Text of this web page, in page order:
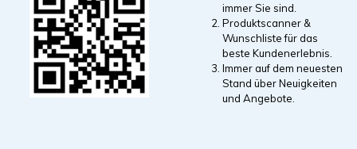
immer Sie sind.
Produktscanner &
Wunschliste für das
beste Kundenerlebnis.
Immer auf dem neuesten
Stand über Neuigkeiten
und Angebote.